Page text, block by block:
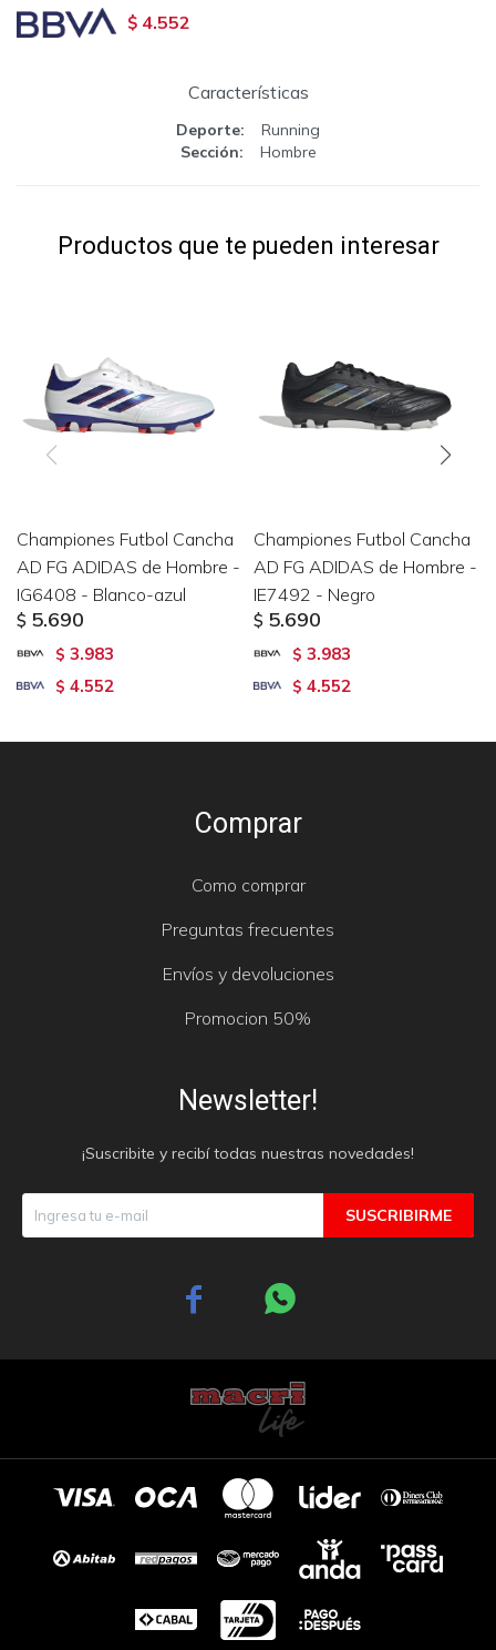
$ 4.552
Características
Deporte
Running
Sección
Hombre
Productos que te pueden interesar
Championes Futbol Cancha
AD FG ADIDAS de Hombre -
IG6408 - Blanco-azul
$ 5.690
$ 3.983
$ 4.552
Championes Futbol Cancha
AD FG ADIDAS de Hombre -
IE7492 - Negro
$ 5.690
$ 3.983
$ 4.552
Comprar
Como comprar
Preguntas frecuentes
Envíos y devoluciones
Promocion 50%
Newsletter!
¡Suscribite y recibí todas nuestras novedades!
SUSCRIBIRME
 